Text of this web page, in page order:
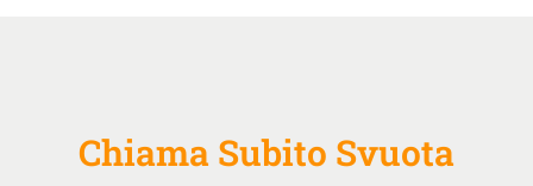
Chiama Subito Svuota